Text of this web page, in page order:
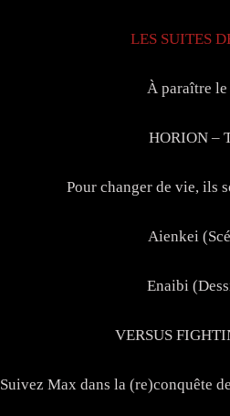
LES SUITES
À paraître
HORION –
Pour changer de vie, ils
Aienkei
Enaibi
VERSUS
Suivez Max dans la (re)conquête